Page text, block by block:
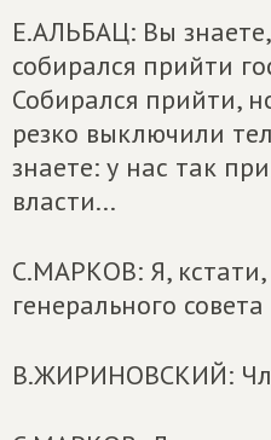
Е.АЛЬБАЦ: Вы
собирался прийти
Собирался прийти,
резко выключили
знаете: у нас так
власти...
С.МАРКОВ: Я, кстати,
генерального
В.ЖИРИНОВСКИЙ: